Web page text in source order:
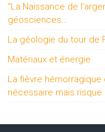
“La Naissance de
géosciences…
La géologie du tour de
Matériaux et énergie
La fièvre hémorragique
nécessaire mais risque